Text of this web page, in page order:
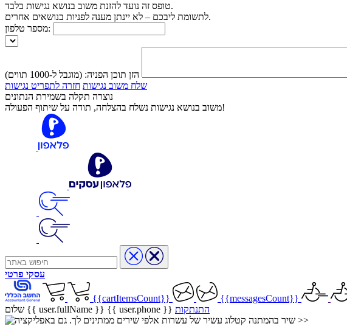
טופס זה נועד להזנת משוב בנושא נגישות בלבד.
לתשומת ליבכם – לא יינתן מענה לפניות בנושאים אחרים.
מספר טלפון:
הזן תוכן הפניה: (מוגבל ל-1000 תווים)
שלח משוב נגישות חזרה לתפריט נגישות
נוצרה תקלה בשמירת הנתונים
משוב בנושא נגישות נשלח בהצלחה, תודה על שיתוף הפעולה!
עסקי פרטי
{{cartItemsCount}} {{messagesCount}}
שלום {{ user.fullName }} {{ user.phone }} התנתקות